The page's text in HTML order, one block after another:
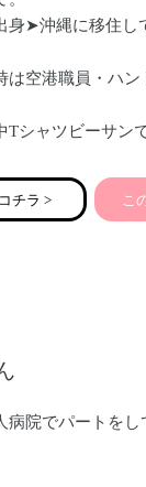
身➤沖縄に移住し
は空港職員・ハン
Tシャツビーサン
結婚、翌年に出
ました☆
せていただきまし
した！よろしくお
チラ > こ
病院でパートをし